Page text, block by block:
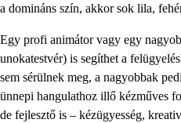
a domináns szín, akkor sok lila,
Egy profi animátor vagy egy
unokatestvér) is segíthet a
sem sérülnek meg, a nagyobbak
ünnepi hangulathoz illő kézműves
de fejlesztő is – kézügyesség,